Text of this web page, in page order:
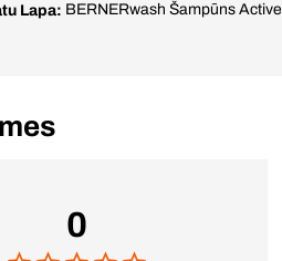
Lapa: BERNERwash Šampūns Active
0